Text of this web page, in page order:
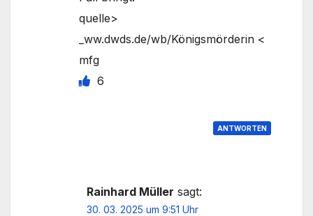
quelle>
_ww.dwds.de/wb/Königsmörderin <
mfg
6
ANTWORTEN
Rainhard Müller sagt:
30. 03. 2025 um 9:51 Uhr